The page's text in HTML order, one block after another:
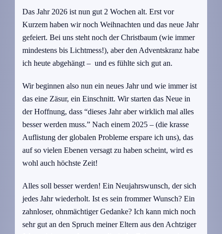
Das Jahr 2026 ist nun gut 2 Wochen alt. Erst vor
Kurzem haben wir noch Weihnachten und das neue Jahr
gefeiert. Bei uns steht noch der Christbaum (wie immer
mindestens bis Lichtmess!), aber den Adventskranz habe
ich heute abgehängt – und es fühlte sich gut an.
Wir beginnen also nun ein neues Jahr und wie immer ist
das eine Zäsur, ein Einschnitt. Wir starten das Neue in
der Hoffnung, dass “dieses Jahr aber wirklich mal alles
besser werden muss.” Nach einem 2025 – (die krasse
Auflistung der globalen Probleme erspare ich uns), das
auf so vielen Ebenen versagt zu haben scheint, wird es
wohl auch höchste Zeit!
Alles soll besser werden! Ein Neujahrswunsch, der sich
jedes Jahr wiederholt. Ist es sein frommer Wunsch? Ein
zahnloser, ohnmächtiger Gedanke? Ich kann mich noch
sehr gut an den Spruch meiner Eltern aus den Achtziger